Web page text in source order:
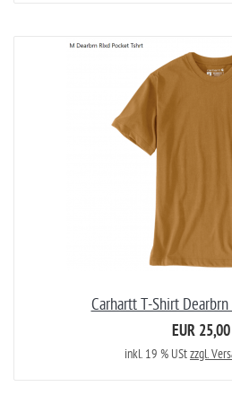
Carhartt T-Shirt
EUR 25,00
inkl. 19 % UStzzgl.